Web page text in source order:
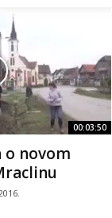
00:03:50
o novom